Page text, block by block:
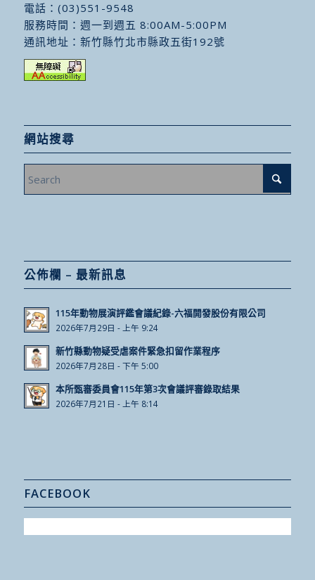
電話： (03)551-9548
服務時間：週一到週五 8:00AM-5:00PM
通訊地址： 新竹縣竹北市縣政五街192號
網站搜尋
公佈欄 – 最新訊息
115年動物展演評鑑會議紀錄-六福開發股份有限公司
2026年7月29日 - 上午 9:24
新竹縣動物疑受虐案件緊急扣留作業程序
2026年7月28日 - 下午 5:00
本所甄審委員會115年第3次會議評審錄取結果
2026年7月21日 - 上午 8:14
FACEBOOK